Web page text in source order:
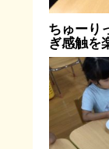
ちゅーり
ぎ感触を